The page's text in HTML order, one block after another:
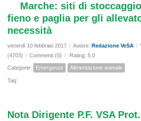
Marche: siti di
fieno e paglia per gli
necessità
venerdì 10 febbraio 2017 / Autore: Redazione VeSA /
(4703) / Commenti (0) / Rating: 5.0
Categorie: Emergenze Alimentazione animale
Tag:
Nota Dirigente P.F. VSA